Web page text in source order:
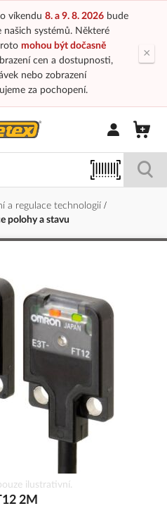
víkendu 8. a 9. 8. 2026bude
našich systémů. Některé
mohou být dočasně
cen a dostupnosti,
nebo zobrazení
za pochopení.
×
Přihlásit/
a regulace technologií
polohy a stavu
ilustrativní.
2M